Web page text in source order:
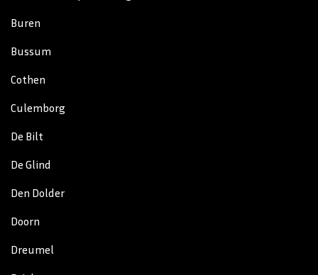
Buren
Bussum
Cothen
Culemborg
De Bilt
De Glind
Den Dolder
Doorn
Dreumel